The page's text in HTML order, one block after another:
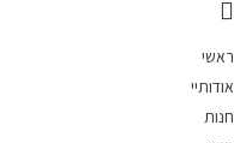
ראשי
אודותיי
חנות